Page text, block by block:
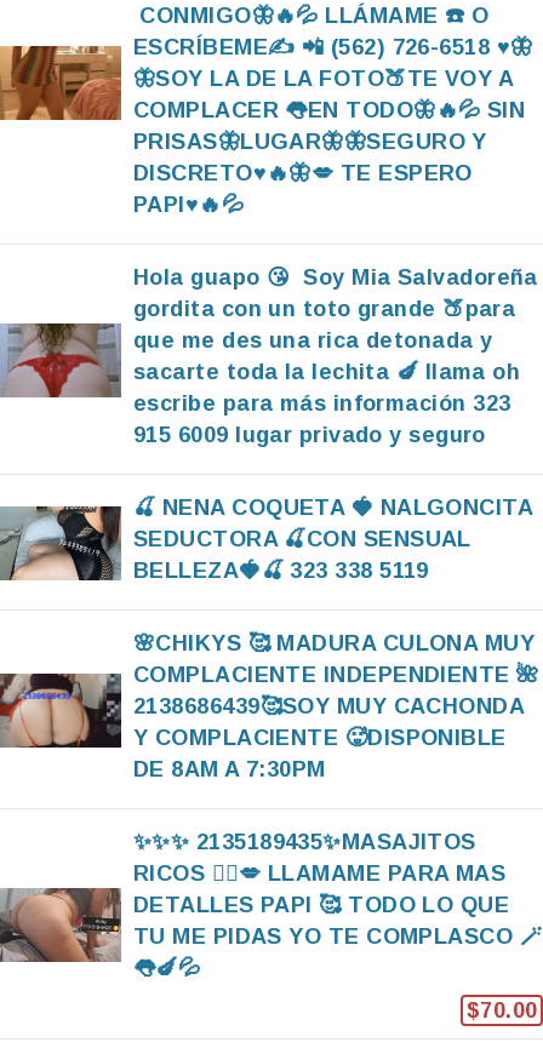
CONMIGO🦋🔥💦 LLÁMAME ☎️ O
ESCRÍBEME✍️ 📲 (562) 726-6518 ♥️🦋
🦋SOY LA DE LA FOTO🍑TE VOY A
COMPLACER 👅EN TODO🦋🔥💦 SIN
PRISAS🦋LUGAR🦋🦋SEGURO Y
DISCRETO♥️🔥🦋💋 TE ESPERO
PAPI♥️🔥💦
Hola guapo 😘 Soy Mia Salvadoreña
gordita con un toto grande 🍑para
que me des una rica detonada y
sacarte toda la lechita 🍆 llama oh
escribe para más información 323
915 6009 lugar privado y seguro
🍒 NENA COQUETA 🍓 NALGONCITA
SEDUCTORA 🍒CON SENSUAL
BELLEZA🍓🍒 323 338 5119
🌸CHIKYS 🥰 MADURA CULONA MUY
COMPLACIENTE INDEPENDIENTE 🌺
2138686439🥰SOY MUY CACHONDA
Y COMPLACIENTE 🥵DISPONIBLE
DE 8AM A 7:30PM
✨️✨️✨️ 2135189435✨️MASAJITOS
RICOS 💆‍♂️💋 LLAMAME PARA MAS
DETALLES PAPI 🥰 TODO LO QUE
TU ME PIDAS YO TE COMPLASCO 🪄
👅🍆💦
$70.00